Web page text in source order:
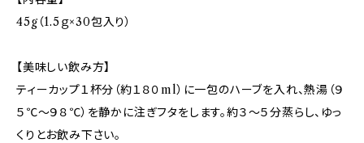
45g（1.5ｇ×30包入り）
【美味しい飲み方】
ティーカップ１杯分（約１８０ml）に一包のハーブを入れ、熱湯（９
５℃〜９８℃）を静かに注ぎフタをします。約３〜５分蒸らし、ゆっ
くりとお飲み下さい。